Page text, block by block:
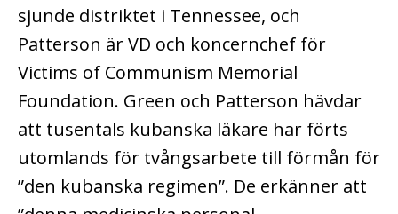
sjunde distriktet i Tennessee, och
Patterson är VD och koncernchef för
Victims of Communism Memorial
Foundation. Green och Patterson hävdar
att tusentals kubanska läkare har förts
utomlands för tvångsarbete till förmån för
”den kubanska regimen”. De erkänner att